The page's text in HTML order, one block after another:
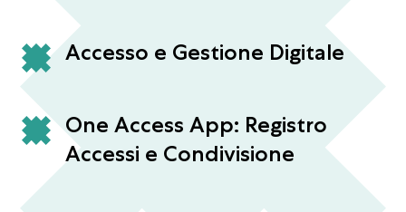
Accesso e Gestione Digitale
One Access App: Registro
Accessi e Condivisione